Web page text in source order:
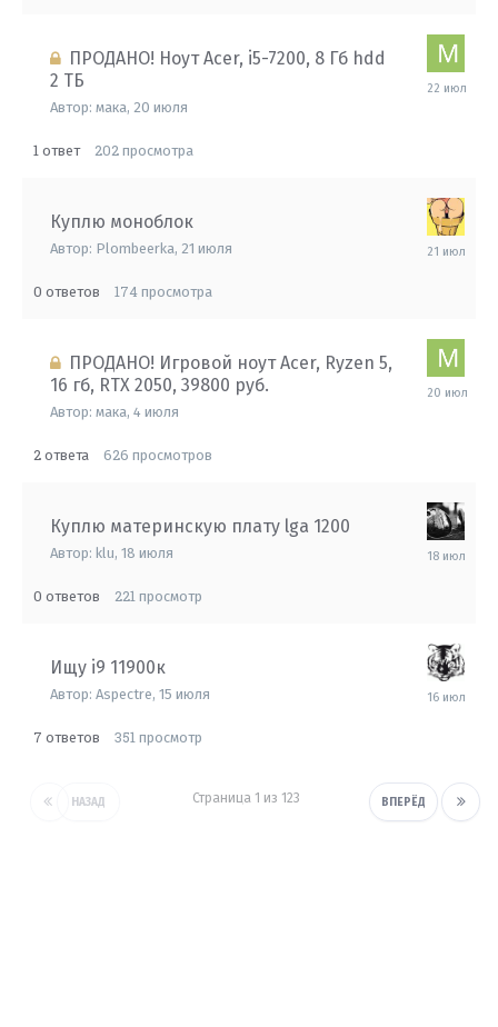
ПРОДАНО! Ноут Acer, i5-7200, 8 Гб hdd
2 ТБ
Автор: мака, 20 июля
1 ответ 202 просмотра
22
Куплю моноблок
Автор: Plombeerka, 21 июля
0 ответов 174 просмотра
21
ПРОДАНО! Игровой ноут Acer, Ryzen 5,
16 гб, RTX 2050, 39800 руб.
Автор: мака, 4 июля
2 ответа 626 просмотров
20
Куплю материнскую плату lga 1200
Автор: klu, 18 июля
0 ответов 221 просмотр
18
Ищу i9 11900к
Автор: Aspectre, 15 июля
7 ответов 351 просмотр
16
НАЗАД ВПЕРЁД
Страница 1 из 123